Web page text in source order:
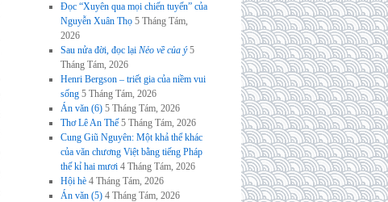
Đọc “Xuyên qua mọi chiến tuyến” của
Nguyễn Xuân Thọ 5 Tháng Tám,
2026
Sau nửa đời, đọc lại Nẻo về của ý 5
Tháng Tám, 2026
Henri Bergson – triết gia của niềm vui
sống 5 Tháng Tám, 2026
Án văn (6) 5 Tháng Tám, 2026
Thơ Lê An Thế 5 Tháng Tám, 2026
Cung Giũ Nguyên: Một khả thể khác
của văn chương Việt bằng tiếng Pháp
thế kỉ hai mươi 4 Tháng Tám, 2026
Hội hè 4 Tháng Tám, 2026
Án văn (5) 4 Tháng Tám, 2026